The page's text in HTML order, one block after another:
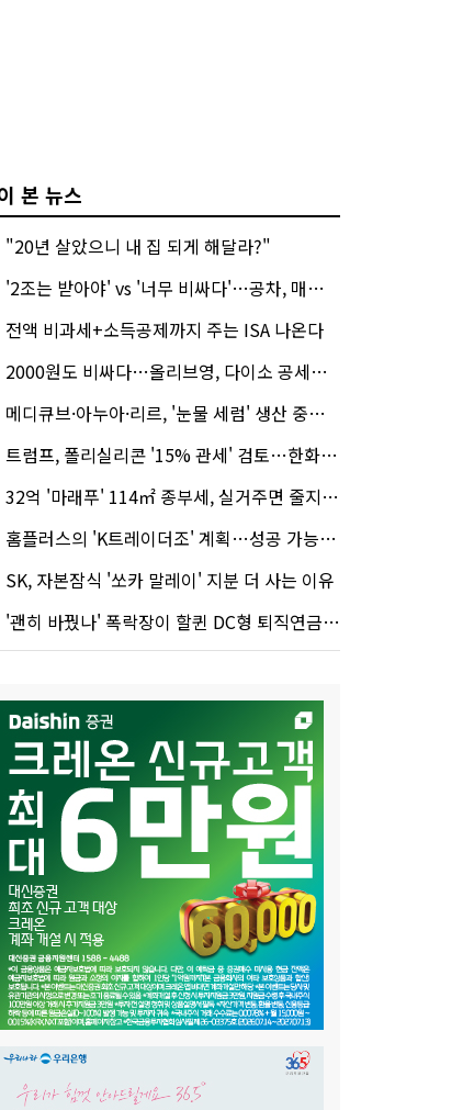
본 뉴스
"20년 살았으니 내 집 되게 해달라?"
'2조는 받아야' vs '너무 비싸다'…공차, 매각 성공할까
전액 비과세+소득공제까지 주는 ISA 나온다
2000원도 비싸다…올리브영, 다이소 공세에 '가성비'로 맞불
메디큐브·아누아·리르, '눈물 세럼' 생산 중단한다
트럼프, 폴리실리콘 '15% 관세' 검토…한화큐셀·OCI 영향은?
32억 '마래푸' 114㎡ 종부세, 실거주면 줄지만 안 살면 2.5배
홈플러스의 'K트레이더조' 계획…성공 가능성은 '글쎄'
SK, 자본잠식 '쏘카 말레이' 지분 더 사는 이유
'괜히 바꿨나' 폭락장이 할퀸 DC형 퇴직연금…전문가 조언은